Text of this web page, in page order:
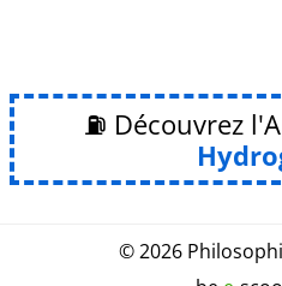
⛽ Découvrez
© 2026